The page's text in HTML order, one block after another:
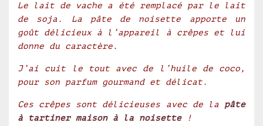
Le lait de vache a été remplacé par le lait
de soja. La pâte de noisette apporte un
goût délicieux à l’appareil à crêpes et lui
donne du caractère.
J’ai cuit le tout avec de l’huile de coco,
pour son parfum gourmand et délicat.
Ces crêpes sont délicieuses avec de la pâte
à tartiner maison à la noisette!